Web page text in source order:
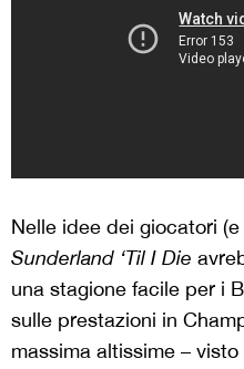
Nelle idee dei giocatori
Sunderland ‘Til I Die
una stagione facile per i
sulle prestazioni in
massima altissime –